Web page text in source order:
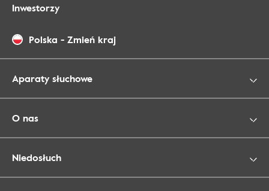
Inwestorzy
Polska - Zmień kraj
Aparaty słuchowe
O nas
Niedosłuch